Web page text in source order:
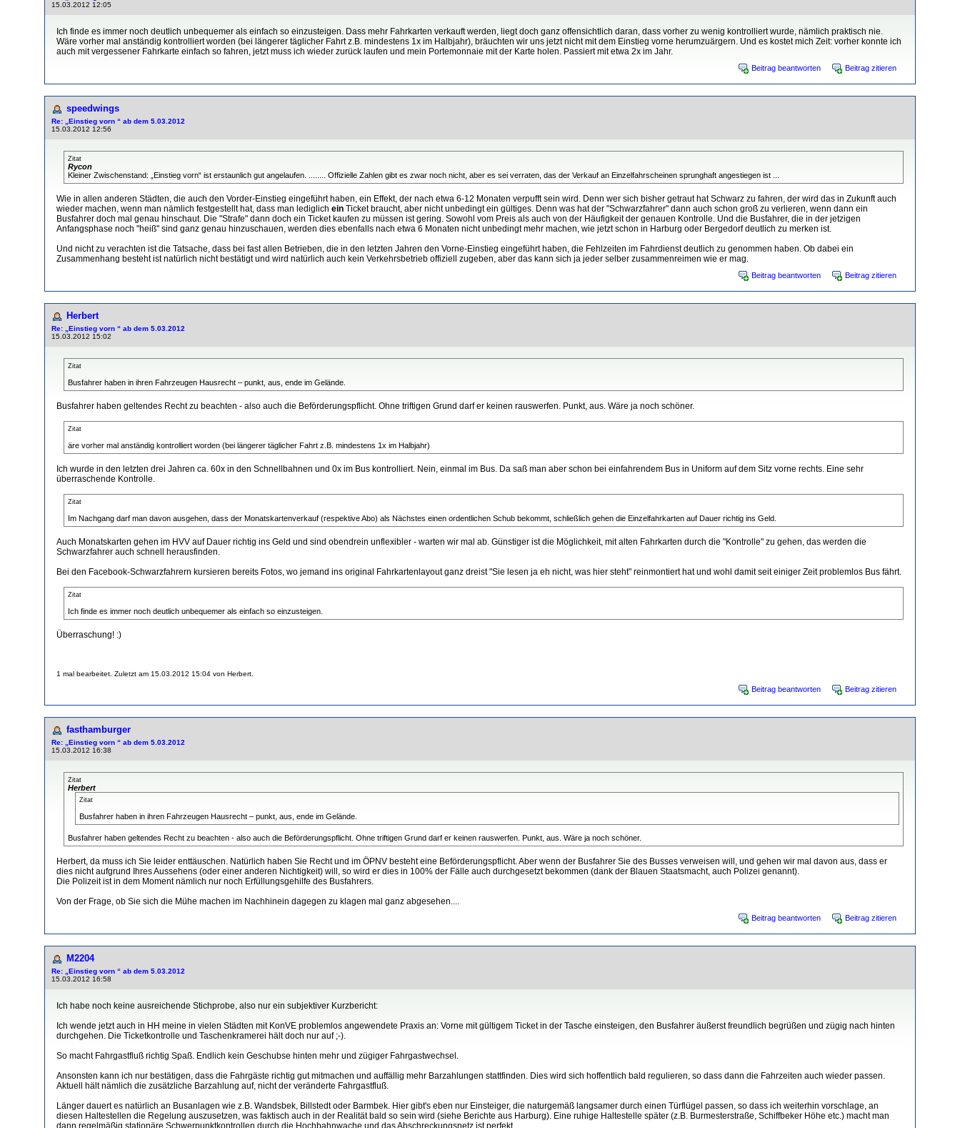
15.03.2012 12:05
Ich finde es immer noch deutlich unbequemer als einfach so einzusteigen. Dass mehr Fahrkarten verkauft werden, liegt doch ganz offensichtlich daran, dass vorher zu wenig kontrolliert wurde, nämlich praktisch nie.
Wäre vorher mal anständig kontrolliert worden (bei längerer täglicher Fahrt z.B. mindestens 1x im Halbjahr), bräuchten wir uns jetzt nicht mit dem Einstieg vorne herumzuärgern. Und es kostet mich Zeit: vorher konnte ich
auch mit vergessener Fahrkarte einfach so fahren, jetzt muss ich wieder zurück laufen und mein Portemonnaie mit der Karte holen. Passiert mit etwa 2x im Jahr.
Beitrag beantworten Beitrag zitieren
speedwings
Re: „Einstieg vorn “ ab dem 5.03.2012
15.03.2012 12:56
Zitat
Rycon
Kleiner Zwischenstand: „Einstieg vorn“ ist erstaunlich gut angelaufen. ........ Offizielle Zahlen gibt es zwar noch nicht, aber es sei verraten, das der Verkauf an Einzelfahrscheinen sprunghaft angestiegen ist ...
Wie in allen anderen Städten, die auch den Vorder-Einstieg eingeführt haben, ein Effekt, der nach etwa 6-12 Monaten verpufft sein wird. Denn wer sich bisher getraut hat Schwarz zu fahren, der wird das in Zukunft auch
wieder machen, wenn man nämlich festgestellt hat, dass man lediglich ein Ticket braucht, aber nicht unbedingt ein gültiges. Denn was hat der "Schwarzfahrer" dann auch schon groß zu verlieren, wenn dann ein
Busfahrer doch mal genau hinschaut. Die "Strafe" dann doch ein Ticket kaufen zu müssen ist gering. Sowohl vom Preis als auch von der Häufigkeit der genauen Kontrolle. Und die Busfahrer, die in der jetzigen
Anfangsphase noch "heiß" sind ganz genau hinzuschauen, werden dies ebenfalls nach etwa 6 Monaten nicht unbedingt mehr machen, wie jetzt schon in Harburg oder Bergedorf deutlich zu merken ist.
Und nicht zu verachten ist die Tatsache, dass bei fast allen Betrieben, die in den letzten Jahren den Vorne-Einstieg eingeführt haben, die Fehlzeiten im Fahrdienst deutlich zu genommen haben. Ob dabei ein
Zusammenhang besteht ist natürlich nicht bestätigt und wird natürlich auch kein Verkehrsbetrieb offiziell zugeben, aber das kann sich ja jeder selber zusammenreimen wie er mag.
Beitrag beantworten Beitrag zitieren
Herbert
Re: „Einstieg vorn “ ab dem 5.03.2012
15.03.2012 15:02
Zitat
Busfahrer haben in ihren Fahrzeugen Hausrecht – punkt, aus, ende im Gelände.
Busfahrer haben geltendes Recht zu beachten - also auch die Beförderungspflicht. Ohne triftigen Grund darf er keinen rauswerfen. Punkt, aus. Wäre ja noch schöner.
Zitat
äre vorher mal anständig kontrolliert worden (bei längerer täglicher Fahrt z.B. mindestens 1x im Halbjahr)
Ich wurde in den letzten drei Jahren ca. 60x in den Schnellbahnen und 0x im Bus kontrolliert. Nein, einmal im Bus. Da saß man aber schon bei einfahrendem Bus in Uniform auf dem Sitz vorne rechts. Eine sehr
überraschende Kontrolle.
Zitat
Im Nachgang darf man davon ausgehen, dass der Monatskartenverkauf (respektive Abo) als Nächstes einen ordentlichen Schub bekommt, schließlich gehen die Einzelfahrkarten auf Dauer richtig ins Geld.
Auch Monatskarten gehen im HVV auf Dauer richtig ins Geld und sind obendrein unflexibler - warten wir mal ab. Günstiger ist die Möglichkeit, mit alten Fahrkarten durch die "Kontrolle" zu gehen, das werden die
Schwarzfahrer auch schnell herausfinden.
Bei den Facebook-Schwarzfahrern kursieren bereits Fotos, wo jemand ins original Fahrkartenlayout ganz dreist "Sie lesen ja eh nicht, was hier steht" reinmontiert hat und wohl damit seit einiger Zeit problemlos Bus fährt.
Zitat
Ich finde es immer noch deutlich unbequemer als einfach so einzusteigen.
Überraschung! :)
1 mal bearbeitet. Zuletzt am 15.03.2012 15:04 von Herbert.
Beitrag beantworten Beitrag zitieren
fasthamburger
Re: „Einstieg vorn “ ab dem 5.03.2012
15.03.2012 16:38
Zitat
Herbert
Zitat
Busfahrer haben in ihren Fahrzeugen Hausrecht – punkt, aus, ende im Gelände.
Busfahrer haben geltendes Recht zu beachten - also auch die Beförderungspflicht. Ohne triftigen Grund darf er keinen rauswerfen. Punkt, aus. Wäre ja noch schöner.
Herbert, da muss ich Sie leider enttäuschen. Natürlich haben Sie Recht und im ÖPNV besteht eine Beförderungspflicht. Aber wenn der Busfahrer Sie des Busses verweisen will, und gehen wir mal davon aus, dass er
dies nicht aufgrund Ihres Aussehens (oder einer anderen Nichtigkeit) will, so wird er dies in 100% der Fälle auch durchgesetzt bekommen (dank der Blauen Staatsmacht, auch Polizei genannt).
Die Polizeit ist in dem Moment nämlich nur noch Erfüllungsgehilfe des Busfahrers.
Von der Frage, ob Sie sich die Mühe machen im Nachhinein dagegen zu klagen mal ganz abgesehen....
Beitrag beantworten Beitrag zitieren
M2204
Re: „Einstieg vorn “ ab dem 5.03.2012
15.03.2012 16:58
Ich habe noch keine ausreichende Stichprobe, also nur ein subjektiver Kurzbericht:
Ich wende jetzt auch in HH meine in vielen Städten mit KonVE problemlos angewendete Praxis an: Vorne mit gültigem Ticket in der Tasche einsteigen, den Busfahrer äußerst freundlich begrüßen und zügig nach hinten
durchgehen. Die Ticketkontrolle und Taschenkramerei hält doch nur auf ;-).
So macht Fahrgastfluß richtig Spaß. Endlich kein Geschubse hinten mehr und zügiger Fahrgastwechsel.
Ansonsten kann ich nur bestätigen, dass die Fahrgäste richtig gut mitmachen und auffällig mehr Barzahlungen stattfinden. Dies wird sich hoffentlich bald regulieren, so dass dann die Fahrzeiten auch wieder passen.
Aktuell hält nämlich die zusätzliche Barzahlung auf, nicht der veränderte Fahrgastfluß.
Länger dauert es natürlich an Busanlagen wie z.B. Wandsbek, Billstedt oder Barmbek. Hier gibt's eben nur Einsteiger, die naturgemäß langsamer durch einen Türflügel passen, so dass ich weiterhin vorschlage, an
diesen Haltestellen die Regelung auszusetzen, was faktisch auch in der Realität bald so sein wird (siehe Berichte aus Harburg). Eine ruhige Haltestelle später (z.B. Burmesterstraße, Schiffbeker Höhe etc.) macht man
dann regelmäßig stationäre Schwerpunktkontrollen durch die Hochbahnwache und das Abschreckungsnetz ist perfekt.